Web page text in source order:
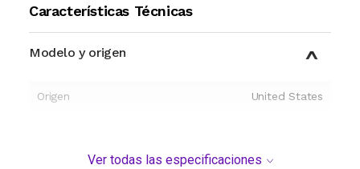
Características Técnicas
Modelo y origen
Origen United States
Ver todas las especificaciones